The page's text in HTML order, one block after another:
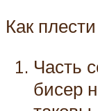
Как
Часть
бисер